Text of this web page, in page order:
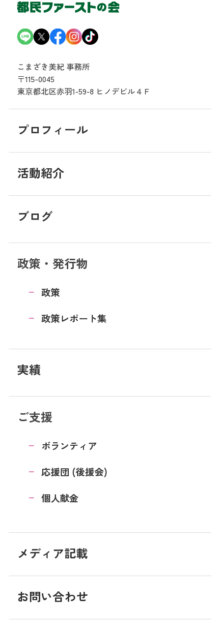
こまざき美紀 事務所
〒115-0045
東京都北区赤羽1-59-8 ヒノデビル４Ｆ
プロフィール
活動紹介
ブログ
政策・発行物
政策
政策レポート集
実績
ご支援
ボランティア
応援団 (後援会)
個人献金
メディア記載
お問い合わせ